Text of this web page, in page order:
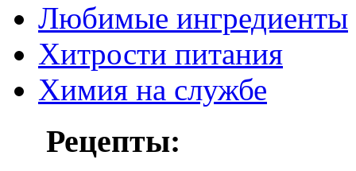
Любимые ингредиенты
Хитрости питания
Химия на службе
Рецепты: